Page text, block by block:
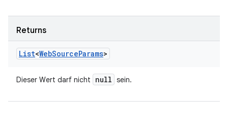
Returns
List<WebSourceParams>
Dieser Wert darf nicht null sein.